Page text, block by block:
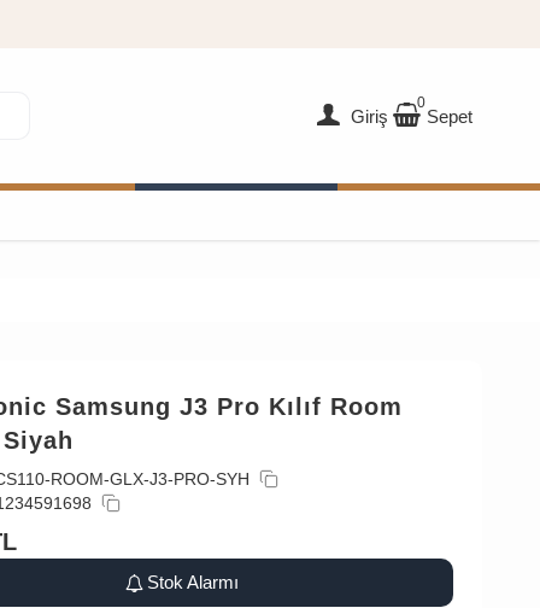
Giriş
0
Sepet
Samsung J3 Pro Kılıf Room
ROOM-GLX-J3-PRO-SYH
Stok Alarmı